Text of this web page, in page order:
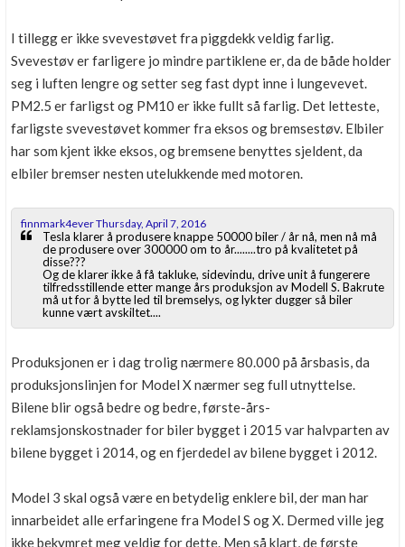
I tillegg er ikke svevestøvet fra piggdekk veldig farlig.
Svevestøv er farligere jo mindre partiklene er, da de både holder
seg i luften lengre og setter seg fast dypt inne i lungevevet.
PM2.5 er farligst og PM10 er ikke fullt så farlig. Det letteste,
farligste svevestøvet kommer fra eksos og bremsestøv. Elbiler
har som kjent ikke eksos, og bremsene benyttes sjeldent, da
elbiler bremser nesten utelukkende med motoren.
finnmark4ever Thursday, April 7, 2016
Tesla klarer å produsere knappe 50000 biler / år nå, men nå må
de produsere over 300000 om to år........tro på kvalitetet på
disse???
Og de klarer ikke å få takluke, sidevindu, drive unit å fungerere
tilfredsstillende etter mange års produksjon av Modell S. Bakrute
må ut for å bytte led til bremselys, og lykter dugger så biler
kunne vært avskiltet....
Produksjonen er i dag trolig nærmere 80.000 på årsbasis, da
produksjonslinjen for Model X nærmer seg full utnyttelse.
Bilene blir også bedre og bedre, første-års-
reklamsjonskostnader for biler bygget i 2015 var halvparten av
bilene bygget i 2014, og en fjerdedel av bilene bygget i 2012.
Model 3 skal også være en betydelig enklere bil, der man har
innarbeidet alle erfaringene fra Model S og X. Dermed ville jeg
ikke bekymret meg veldig for dette. Men så klart, de første